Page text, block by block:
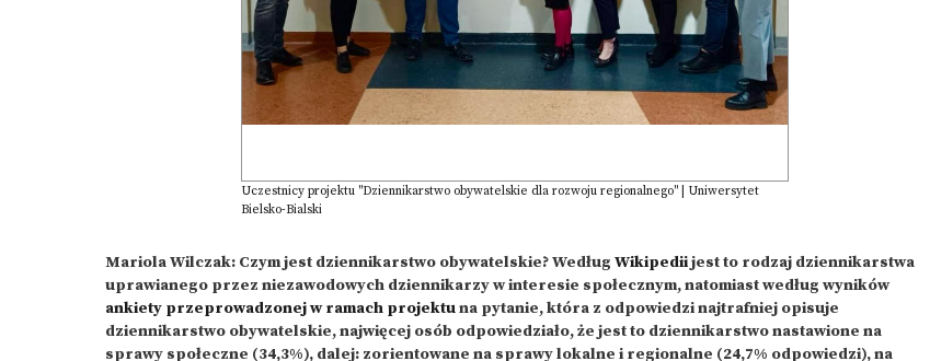
Uczestnicy projektu "Dziennikarstwo obywatelskie dla rozwoju regionalnego" | Uniwersytet
Bielsko-Bialski
Mariola Wilczak: Czym jest dziennikarstwo obywatelskie? Według Wikipediijest to rodzaj dziennikarstwa
uprawianego przez niezawodowych dziennikarzy w interesie społecznym, natomiast według wyników
ankiety przeprowadzonej w ramach projektuna pytanie, która z odpowiedzi najtrafniej opisuje
dziennikarstwo obywatelskie, najwięcej osób odpowiedziało, że jest to dziennikarstwo nastawione na
sprawy społeczne (34,3%), dalej: zorientowane na sprawy lokalne i regionalne (24,7% odpowiedzi), na